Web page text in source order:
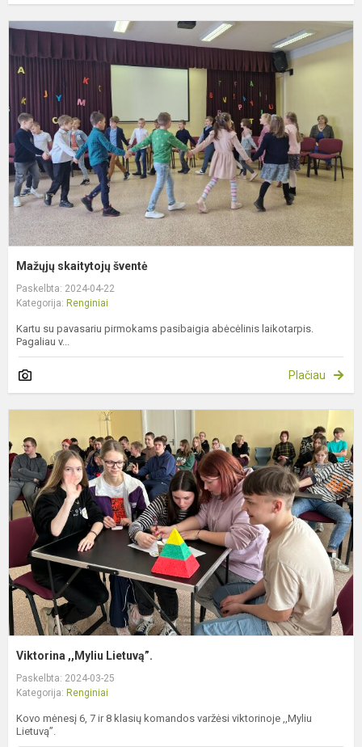
Mažųjų skaitytojų šventė
Paskelbta: 2024-04-22
Kategorija: Renginiai
Kartu su pavasariu pirmokams pasibaigia abėcėlinis laikotarpis.
Pagaliau v...
Plačiau
Viktorina ,,Myliu Lietuvą”.
Paskelbta: 2024-03-25
Kategorija: Renginiai
Kovo mėnesį 6, 7 ir 8 klasių komandos varžėsi viktorinoje ,,Myliu
Lietuvą”.